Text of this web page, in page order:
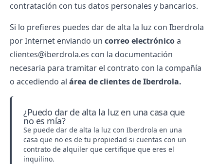
contratación con tus datos personales y bancarios.
Si lo prefieres puedes dar de alta la luz con Iberdrola
por Internet enviando un correo electrónicoa
clientes@iberdrola.es con la documentación
necesaria para tramitar el contrato con la compañía
o accediendo al área de clientes de Iberdrola.
¿Puedo dar de alta la luz en una casa que
no es mía?
Se puede dar de alta la luz con Iberdrola en una
casa que no es de tu propiedad si cuentas con un
contrato de alquiler que certifique que eres el
inquilino.